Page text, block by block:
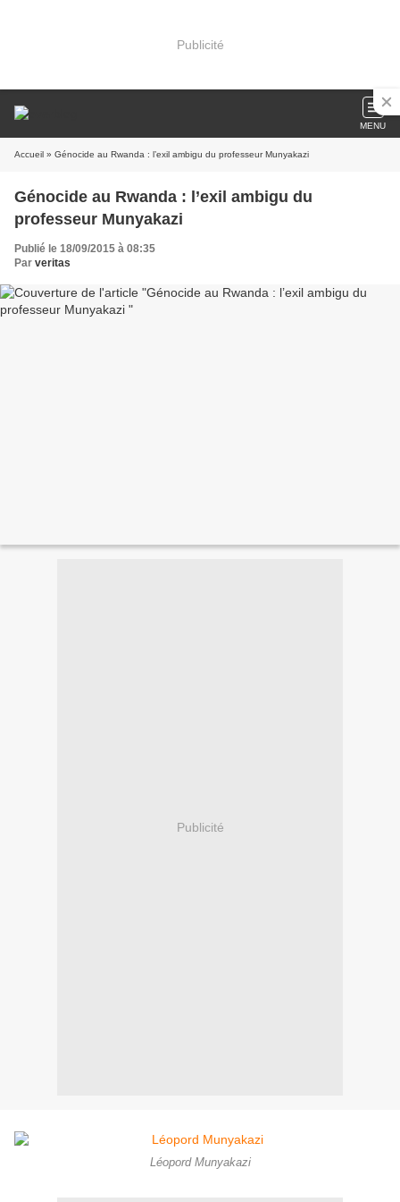
Publicité
MENU
Accueil » Génocide au Rwanda : l’exil ambigu du professeur Munyakazi
Génocide au Rwanda : l’exil ambigu du
professeur Munyakazi
Publié le 18/09/2015 à 08:35
Par veritas
Publicité
Léopord Munyakazi